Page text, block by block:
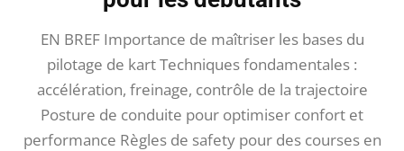
EN BREF Importance de maîtriser les bases du
pilotage de kart Techniques fondamentales :
accélération, freinage, contrôle de la trajectoire
Posture de conduite pour optimiser confort et
performance Règles de safety pour des courses en